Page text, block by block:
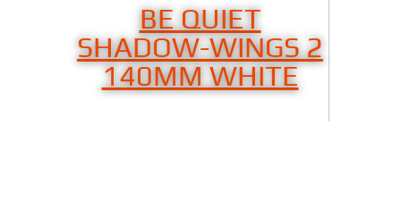
BE QUIET
SHADOW-WINGS 2
140MM WHITE